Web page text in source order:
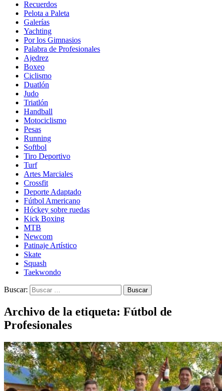
Recuerdos
Pelota a Paleta
Galerías
Yachting
Por los Gimnasios
Palabra de Profesionales
Ajedrez
Boxeo
Ciclismo
Duatlón
Judo
Triatlón
Handball
Motociclismo
Pesas
Running
Softbol
Tiro Deportivo
Turf
Artes Marciales
Crossfit
Deporte Adaptado
Fútbol Americano
Hóckey sobre ruedas
Kick Boxing
MTB
Newcom
Patinaje Artístico
Skate
Squash
Taekwondo
Buscar:
Archivo de la etiqueta: Fútbol de
Profesionales